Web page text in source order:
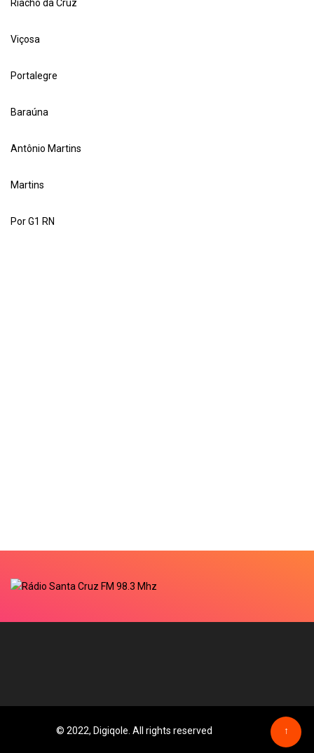
Riacho da Cruz
Viçosa
Portalegre
Baraúna
Antônio Martins
Martins
Por G1 RN
© 2022, Digiqole. All rights reserved ↑